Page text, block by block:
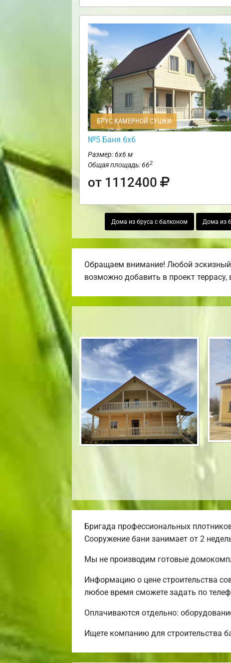
БРУС КАМЕРНОЙ СУШКИ
№5 Баня 6х6
Размер: 6х6 м
Общая площадь: 662
от 1112400
Дома из бруса с балконом Дома из
Обращаем внимание! Любой
возможно добавить в проект
Бригада профессиональных
Сооружение бани занимает от 2
Мы не производим готовые
Информацию о цене строительства
любое время сможете задать по
Оплачиваются отдельно:
Ищете компанию для строительства